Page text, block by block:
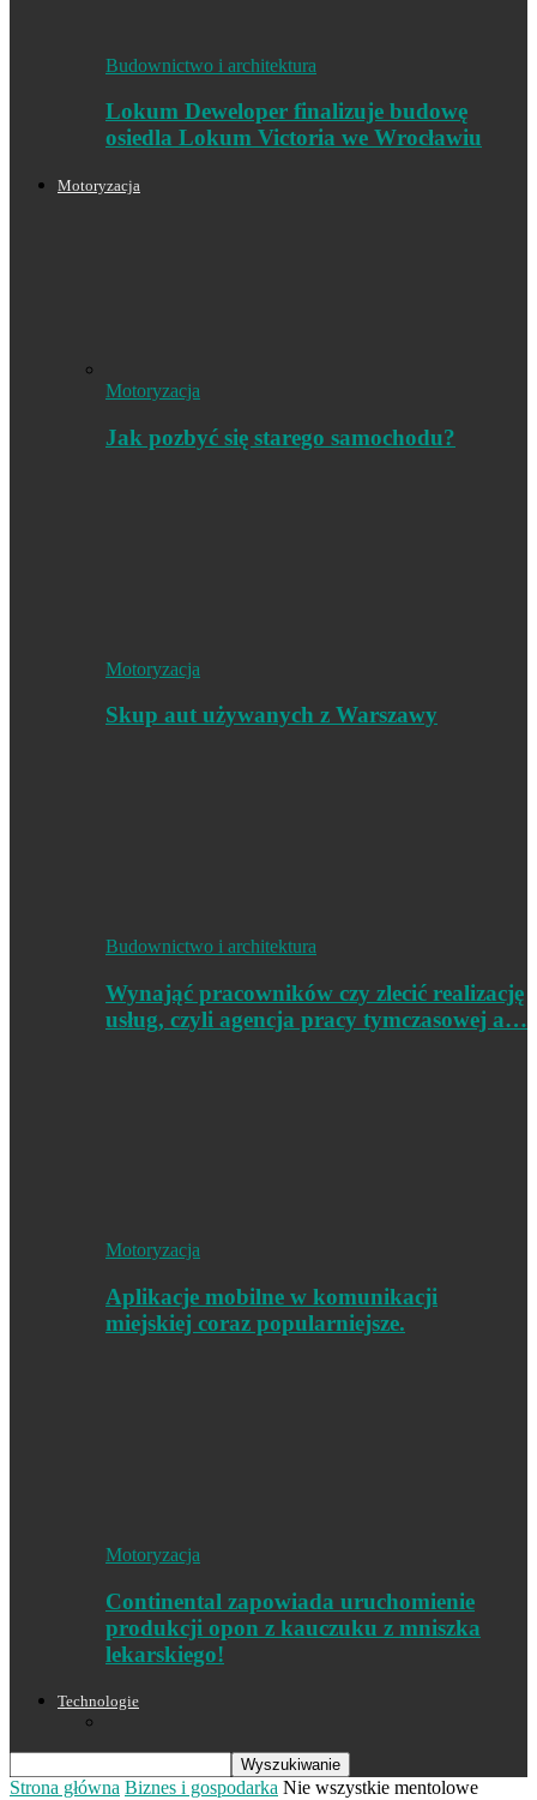
Budownictwo i architektura
Lokum Deweloper finalizuje budowę
osiedla Lokum Victoria we Wrocławiu
Motoryzacja
Motoryzacja
Jak pozbyć się starego samochodu?
Motoryzacja
Skup aut używanych z Warszawy
Budownictwo i architektura
Wynająć pracowników czy zlecić realizację
usług, czyli agencja pracy tymczasowej a…
Motoryzacja
Aplikacje mobilne w komunikacji
miejskiej coraz popularniejsze.
Motoryzacja
Continental zapowiada uruchomienie
produkcji opon z kauczuku z mniszka
lekarskiego!
Technologie
Strona główna Biznes i gospodarka Nie wszystkie mentolowe